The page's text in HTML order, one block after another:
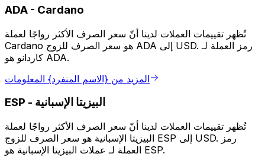
ADA - Cardano
تُظهر تقييمات العملات لدينا أنّ سعر الصرف الأكثر رواجًا لعملة
Cardano هو سعر الصرف للزوج ADA إلى USD. رمز العملة لـ
كاردانو هو ADA.
المزيد من {الاسم المنفرد} المعلومات
ESP - البيزيتا الإسبانية
تُظهر تقييمات العملات لدينا أنّ سعر الصرف الأكثر رواجًا لعملة
البيزيتا الإسبانية هو سعر الصرف للزوج ESP إلى USD. رمز
العملة لـ عملات البيزيتا الإسبانية هو ESP.